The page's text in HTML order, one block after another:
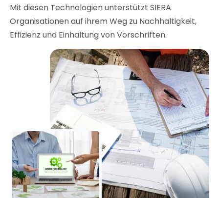
Mit diesen Technologien unterstützt SIERA
Organisationen auf ihrem Weg zu Nachhaltigkeit,
Effizienz und Einhaltung von Vorschriften.